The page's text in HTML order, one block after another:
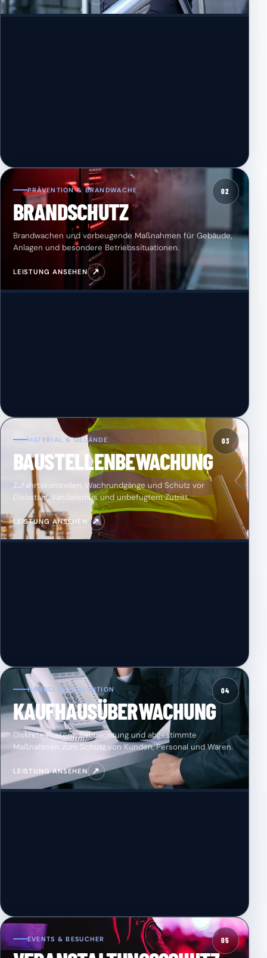
02
PRÄVENTION & BRANDWACHE
BRANDSCHUTZ
Brandwachen und vorbeugende Maßnahmen für Gebäude,
Anlagen und besondere Betriebssituationen.
LEISTUNG ANSEHEN ↗
03
MATERIAL & GELÄNDE
BAUSTELLENBEWACHUNG
Zufahrtskontrollen, Wachrundgänge und Schutz vor
Diebstahl, Vandalismus und unbefugtem Zutritt.
LEISTUNG ANSEHEN ↗
04
HANDEL & PRÄVENTION
KAUFHAUSÜBERWACHUNG
Diskrete Präsenz, Beobachtung und abgestimmte
Maßnahmen zum Schutz von Kunden, Personal und Waren.
LEISTUNG ANSEHEN ↗
05
EVENTS & BESUCHER